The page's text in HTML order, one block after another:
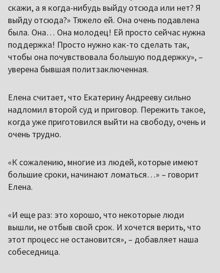
скажи, а я когда-нибудь выйду отсюда или нет? Я
выйду отсюда?» Тяжело ей. Она очень подавлена
была. Она… Она молодец! Ей просто сейчас нужна
поддержка! Просто нужно как-то сделать так,
чтобы она почувствовала большую поддержку», –
уверена бывшая политзаключенная.
Елена считает, что Екатерину Андрееву сильно
надломил второй суд и приговор. Пережить такое,
когда уже приготовился выйти на свободу, очень и
очень трудно.
«К сожалению, многие из людей, которые имеют
большие сроки, начинают ломаться…» – говорит
Елена.
«И еще раз: это хорошо, что некоторые люди
вышли, не отбыв свой срок. И хочется верить, что
этот процесс не остановится», – добавляет наша
собеседница.